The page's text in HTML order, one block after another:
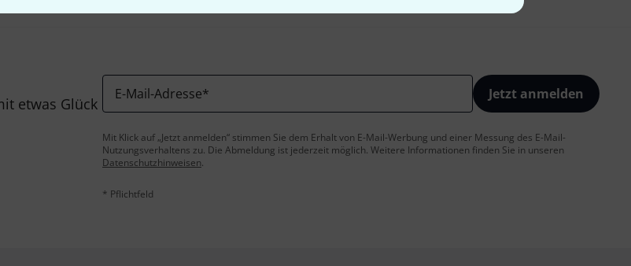
etwas Glück
E-Mail-Adresse* Jetzt anmelden
Mit Klick auf „Jetzt anmelden“ stimmen Sie dem Erhalt von E-Mail-Werbung und einer Messung des E-Mail-
Nutzungsverhaltens zu. Die Abmeldung ist jederzeit möglich. Weitere Informationen finden Sie in unseren
Datenschutzhinweisen.
* Pflichtfeld